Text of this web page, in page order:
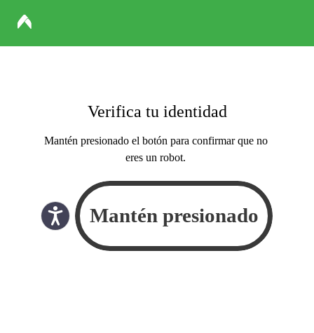
Verifica tu identidad
Mantén presionado el botón para confirmar que no
eres un robot.